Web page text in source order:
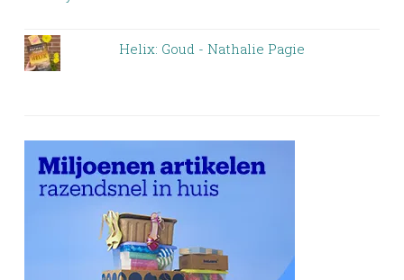
Helix: Goud - Nathalie Pagie